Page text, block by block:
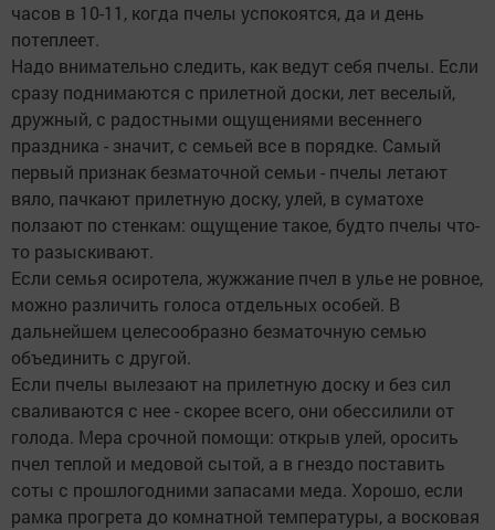
часов в 10-11, когда пчелы успокоятся, да и день
потеплеет.
Надо внимательно следить, как ведут себя пчелы. Если
сразу поднимаются с прилетной доски, лет веселый,
дружный, с радостными ощущениями весеннего
праздника - значит, с семьей все в порядке. Самый
первый признак безматочной семьи - пчелы летают
вяло, пачкают прилетную доску, улей, в суматохе
ползают по стенкам: ощущение такое, будто пчелы что-
то разыскивают.
Если семья осиротела, жужжание пчел в улье не ровное,
можно различить голоса отдельных особей. В
дальнейшем целесообразно безматочную семью
объединить с другой.
Если пчелы вылезают на прилетную доску и без сил
сваливаются с нее - скорее всего, они обессилили от
голода. Мера срочной помощи: открыв улей, оросить
пчел теплой и медовой сытой, а в гнездо поставить
соты с прошлогодними запасами меда. Хорошо, если
рамка прогрета до комнатной температуры, а восковая